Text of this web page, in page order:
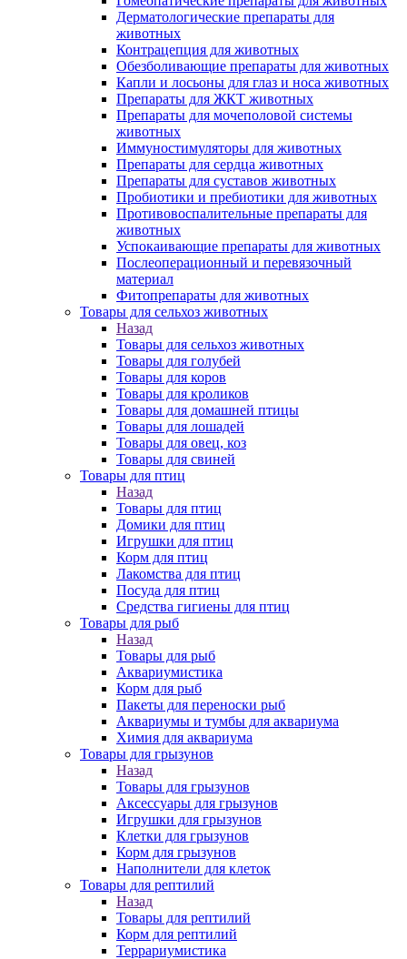
Дерматологические препараты для
животных
Контрацепция для животных
Обезболивающие препараты для животных
Капли и лосьоны для глаз и носа животных
Препараты для ЖКТ животных
Препараты для мочеполовой системы
животных
Иммуностимуляторы для животных
Препараты для сердца животных
Препараты для суставов животных
Пробиотики и пребиотики для животных
Противовоспалительные препараты для
животных
Успокаивающие препараты для животных
Послеоперационный и перевязочный
материал
Фитопрепараты для животных
Товары для сельхоз животных
Назад
Товары для сельхоз животных
Товары для голубей
Товары для коров
Товары для кроликов
Товары для домашней птицы
Товары для лошадей
Товары для овец, коз
Товары для свиней
Товары для птиц
Назад
Товары для птиц
Домики для птиц
Игрушки для птиц
Корм для птиц
Лакомства для птиц
Посуда для птиц
Средства гигиены для птиц
Товары для рыб
Назад
Товары для рыб
Аквариумистика
Корм для рыб
Пакеты для переноски рыб
Аквариумы и тумбы для аквариума
Химия для аквариума
Товары для грызунов
Назад
Товары для грызунов
Аксессуары для грызунов
Игрушки для грызунов
Клетки для грызунов
Корм для грызунов
Наполнители для клеток
Товары для рептилий
Назад
Товары для рептилий
Корм для рептилий
Террариумистика